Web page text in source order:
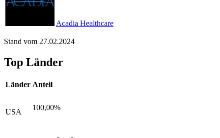
Acadia Healthcare
Stand vom 27.02.2024
Top Länder
Länder Anteil
USA
100,00%